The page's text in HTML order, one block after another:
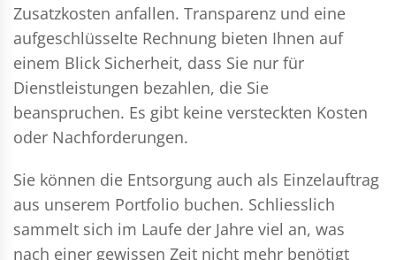
Zusatzkosten anfallen. Transparenz und eine
aufgeschlüsselte Rechnung bieten Ihnen auf
einem Blick Sicherheit, dass Sie nur für
Dienstleistungen bezahlen, die Sie
beanspruchen. Es gibt keine versteckten Kosten
oder Nachforderungen.
Sie können die Entsorgung auch als Einzelauftrag
aus unserem Portfolio buchen. Schliesslich
sammelt sich im Laufe der Jahre viel an, was
nach einer gewissen Zeit nicht mehr benötigt